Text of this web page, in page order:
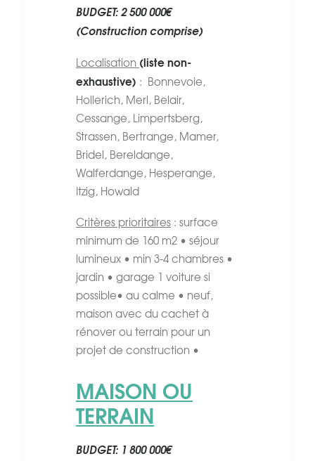
BUDGET: 2 500 000€
(Construction comprise)
Localisation (liste non-
exhaustive) : Bonnevoie,
Hollerich, Merl, Belair,
Cessange, Limpertsberg,
Strassen, Bertrange, Mamer,
Bridel, Bereldange,
Walferdange, Hesperange,
Itzig, Howald
Critères prioritaires : surface
minimum de 160 m2 • séjour
lumineux • min 3-4 chambres •
jardin • garage 1 voiture si
possible• au calme • neuf,
maison avec du cachet à
rénover ou terrain pour un
projet de construction •
MAISON OU
TERRAIN
BUDGET: 1 800 000€